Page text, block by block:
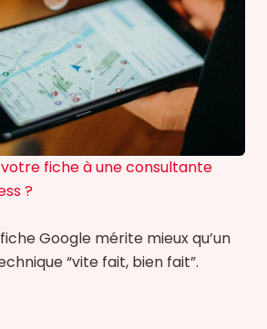
fiche à une consultante
?
Google mérite mieux qu’un
“vite fait, bien fait”.